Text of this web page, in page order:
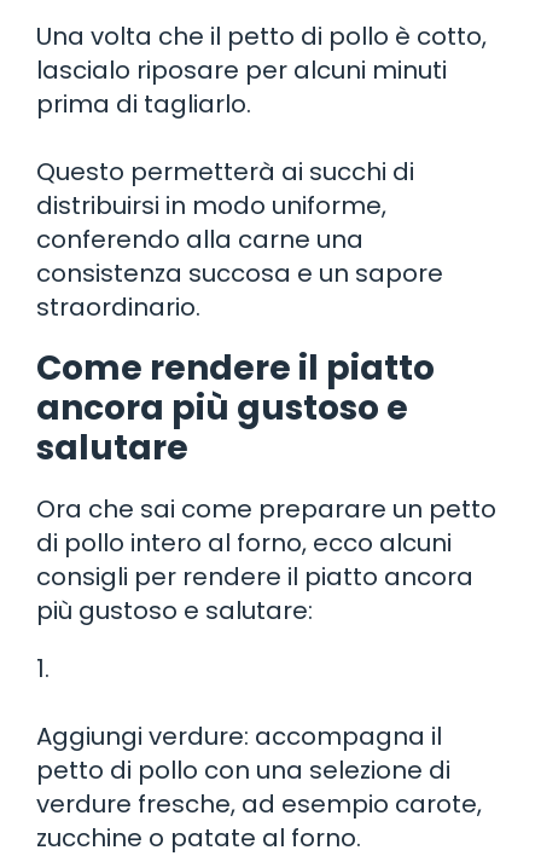
Una volta che il petto di pollo è cotto,
lascialo riposare per alcuni minuti
prima di tagliarlo.
Questo permetterà ai succhi di
distribuirsi in modo uniforme,
conferendo alla carne una
consistenza succosa e un sapore
straordinario.
Come rendere il piatto
ancora più gustoso e
salutare
Ora che sai come preparare un petto
di pollo intero al forno, ecco alcuni
consigli per rendere il piatto ancora
più gustoso e salutare:
1.
Aggiungi verdure: accompagna il
petto di pollo con una selezione di
verdure fresche, ad esempio carote,
zucchine o patate al forno.